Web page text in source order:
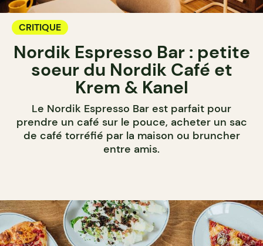
CRITIQUE
Nordik Espresso Bar : petite
soeur du Nordik Café et
Krem & Kanel
Le Nordik Espresso Bar est parfait pour
prendre un café sur le pouce, acheter un sac
de café torréfié par la maison ou bruncher
entre amis.